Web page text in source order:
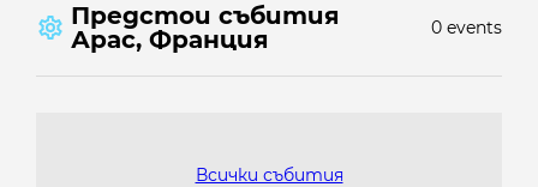
Предстои cъбития
Арас, Франция
0 events
Всички събития